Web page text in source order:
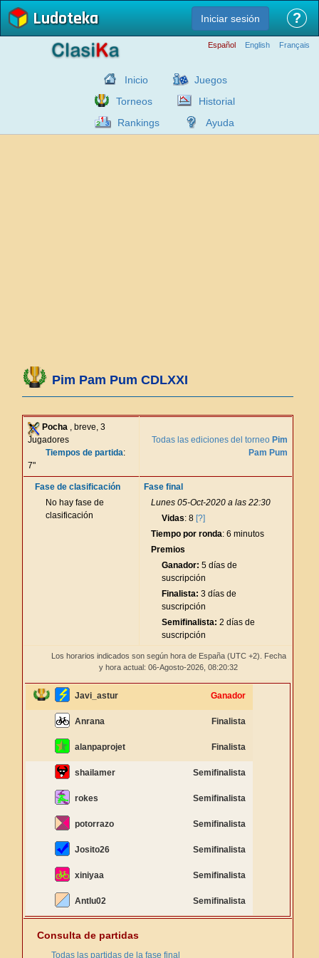
Ludoteka Iniciar sesión ?
Español English Français
Inicio
Juegos
Torneos
Historial
Rankings
Ayuda
Pim Pam Pum CDLXXI
Pocha , breve, 3
Jugadores
Tiempos de partida:
7"
Todas las ediciones del torneo Pim
Pam Pum
Fase de clasificación
No hay fase de
clasificación
Fase final
Lunes 05-Oct-2020 a las 22:30
Vidas: 8 [?]
Tiempo por ronda: 6 minutos
Premios
Ganador: 5 días de
suscripción
Finalista: 3 días de
suscripción
Semifinalista: 2 días de
suscripción
Los horarios indicados son según hora de España (UTC +2). Fecha
y hora actual: 06-Agosto-2026, 08:20:32
Javi_astur Ganador
Anrana Finalista
alanpaprojet Finalista
shailamer Semifinalista
rokes Semifinalista
potorrazo Semifinalista
Josito26 Semifinalista
xiniyaa Semifinalista
Antlu02 Semifinalista
Consulta de partidas
Todas las partidas de la fase final